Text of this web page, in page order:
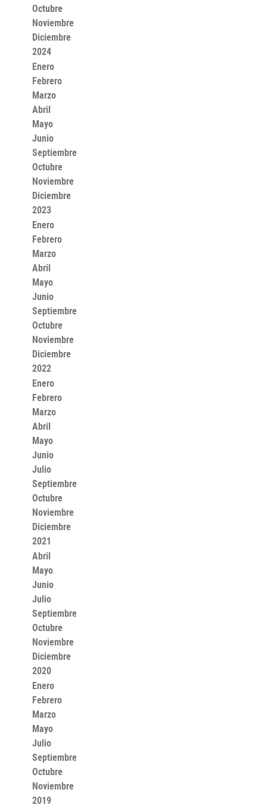
Octubre
Noviembre
Diciembre
2024
Enero
Febrero
Marzo
Abril
Mayo
Junio
Septiembre
Octubre
Noviembre
Diciembre
2023
Enero
Febrero
Marzo
Abril
Mayo
Junio
Septiembre
Octubre
Noviembre
Diciembre
2022
Enero
Febrero
Marzo
Abril
Mayo
Junio
Julio
Septiembre
Octubre
Noviembre
Diciembre
2021
Abril
Mayo
Junio
Julio
Septiembre
Octubre
Noviembre
Diciembre
2020
Enero
Febrero
Marzo
Mayo
Julio
Septiembre
Octubre
Noviembre
2019